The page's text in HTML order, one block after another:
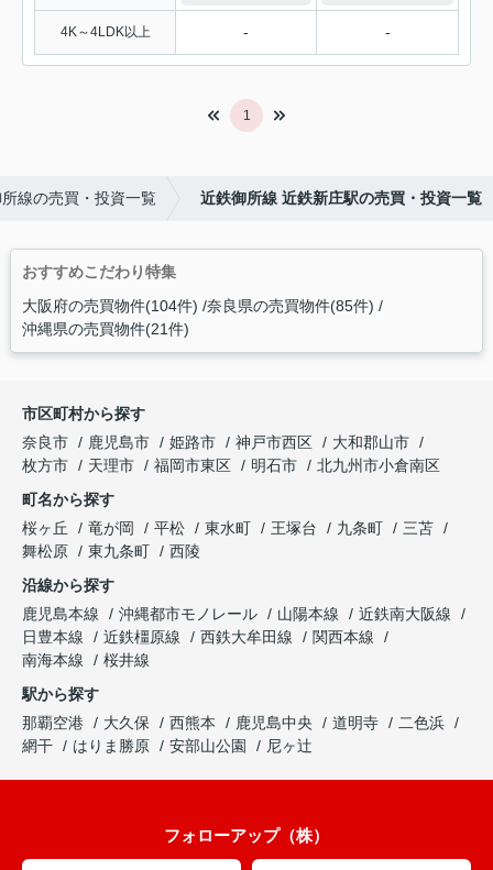
4K～4LDK以上 - -
1
線の売買・投資一覧 近鉄御所線 近鉄新庄駅の売買・投資一覧
おすすめこだわり特集
大阪府の売買物件(104件) 奈良県の売買物件(85件)
沖縄県の売買物件(21件)
市区町村から探す
奈良市
鹿児島市 姫路市 神戸市西区
大和郡山市
枚方市
天理市 福岡市東区 明石市
北九州市小倉南区
町名から探す
桜ヶ丘
竜が岡 平松 東水町 王塚台 九条町
三苫
舞松原
東九条町
西陵
沿線から探す
鹿児島本線
沖縄都市モノレール 山陽本線
近鉄南大阪線
日豊本線
近鉄橿原線 西鉄大牟田線
関西本線
南海本線
桜井線
駅から探す
那覇空港
大久保 西熊本 鹿児島中央 道明寺
二色浜
網干
はりま勝原 安部山公園 尼ヶ辻
フォローアップ（株）